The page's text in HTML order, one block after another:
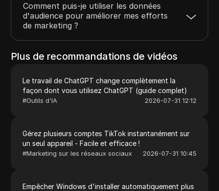
Comment puis-je utiliser les données
d'audience pour améliorer mes efforts
de marketing ?
Plus de recommandations de vidéos
Le travail de ChatGPT change complètement la
façon dont vous utilisez ChatGPT (guide complet)
#Outils d'IA 2026-07-31 12:12
Gérez plusieurs comptes TikTok instantanément sur
un seul appareil - Facile et efficace !
#Marketing sur les réseaux sociaux 2026-07-31 10:45
Empêcher Windows d'installer automatiquement plus